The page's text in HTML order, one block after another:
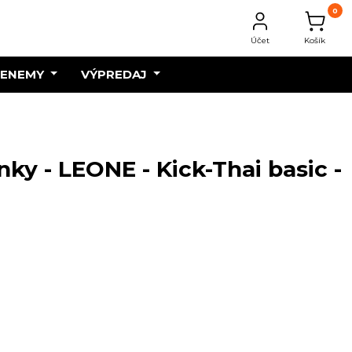
Účet
0
Košík
VÝPREDAJ
- LEONE - Kick-Thai basic -